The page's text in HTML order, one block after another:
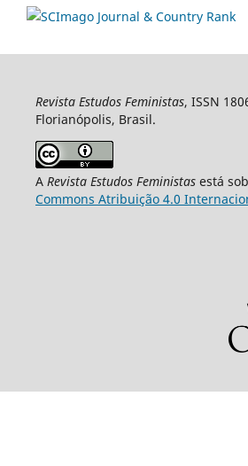
Revista Estudos Feministas, ISSN
Florianópolis, Brasil.
A Revista Estudos Feministasestá
Commons Atribuição 4.0